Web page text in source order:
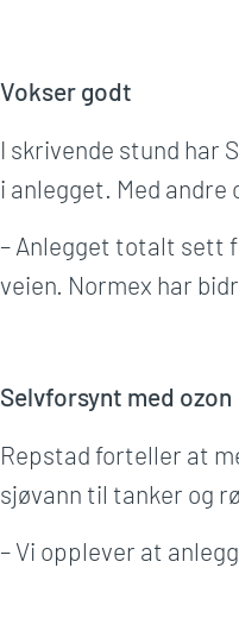
Vokser godt
I skrivende stund har
i anlegget. Med
– Anlegget totalt sett
veien. Normex har
Selvforsynt med ozon
Repstad forteller at
sjøvann til tanker og
– Vi opplever at